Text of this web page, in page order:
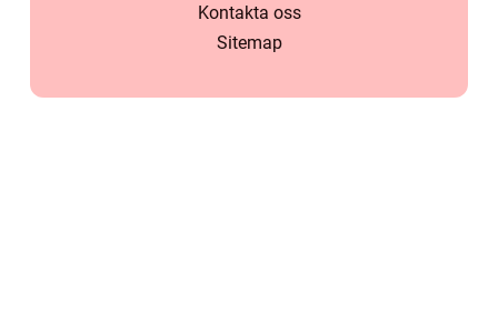
Kontakta oss
Sitemap